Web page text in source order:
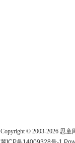
Copyright © 2003-2026 思童